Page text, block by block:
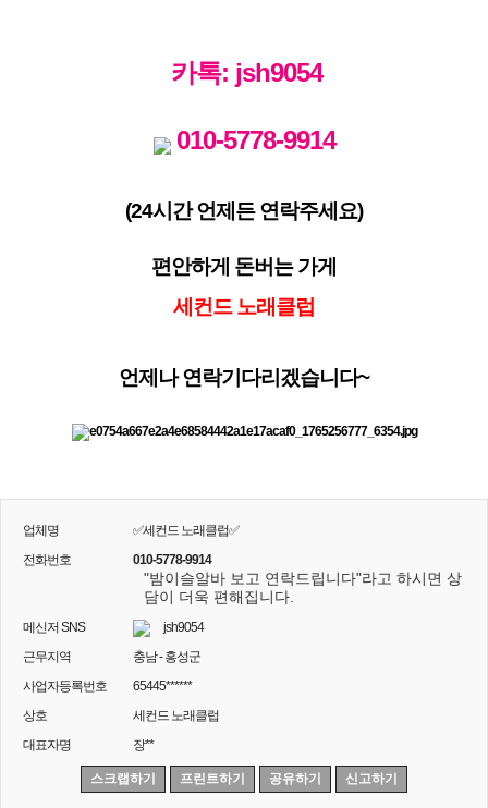
카톡: jsh9054
010-5778-9914
(24시간 언제든 연락주세요)
편안하게 돈버는 가게
세컨드 노래클럽
언제나 연락기다리겠습니다~
업체명
✅세컨드 노래클럽✅
전화번호
010-5778-9914
"밤이슬알바 보고 연락드립니다"라고 하시면 상
담이 더욱 편해집니다.
메신저 SNS
jsh9054
근무지역
충남 - 홍성군
사업자등록번호
65445******
상호
세컨드 노래클럽
대표자명
장**
스크랩하기 프린트하기 공유하기 신고하기